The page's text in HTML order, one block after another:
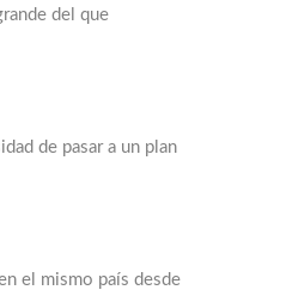
del que
de pasar a un plan
el mismo país desde